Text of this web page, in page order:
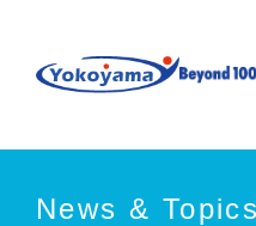
News & Topics